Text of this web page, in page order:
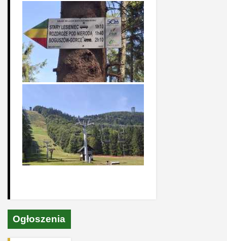
Ogłoszenia